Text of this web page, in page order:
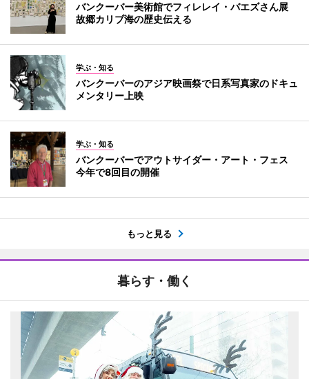
バンクーバー美術館でフィレレイ・バエズさん展
故郷カリブ海の歴史伝える
学ぶ・知る
バンクーバーのアジア映画祭で日系写真家のドキュ
メンタリー上映
学ぶ・知る
バンクーバーでアウトサイダー・アート・フェス
今年で8回目の開催
もっと見る
暮らす・働く